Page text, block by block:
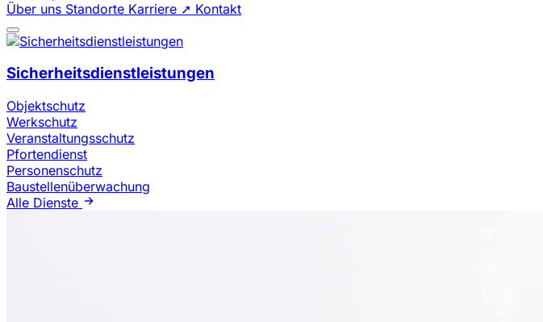
Über uns Standorte Karriere ➚ Kontakt
Sicherheitsdienstleistungen
Objektschutz
Werkschutz
Veranstaltungsschutz
Pfortendienst
Personenschutz
Baustellenüberwachung
Alle Dienste